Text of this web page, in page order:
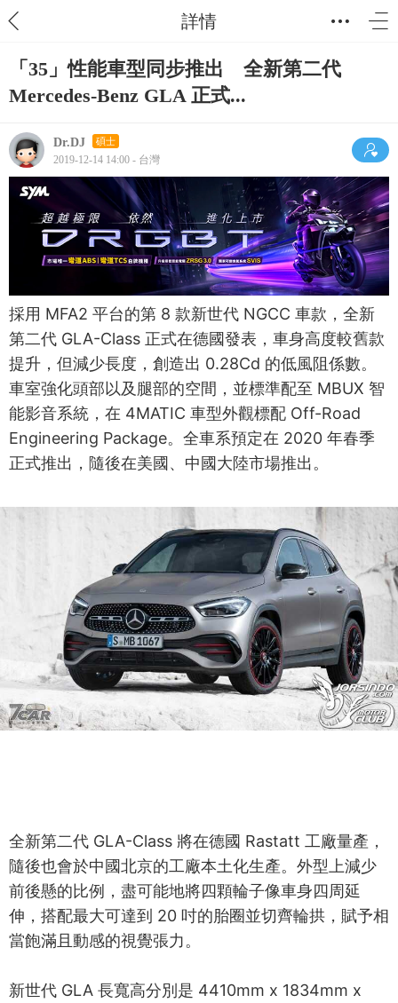
詳情
「35」性能車型同步推出 全新第二代
Mercedes-Benz GLA 正式...
Dr.DJ 碩士
2019-12-14 14:00 - 台灣
採用 MFA2 平台的第 8 款新世代 NGCC 車款，全新
第二代 GLA-Class 正式在德國發表，車身高度較舊款
提升，但減少長度，創造出 0.28Cd 的低風阻係數。
車室強化頭部以及腿部的空間，並標準配至 MBUX 智
能影音系統，在 4MATIC 車型外觀標配 Off-Road
Engineering Package。全車系預定在 2020 年春季
正式推出，隨後在美國、中國大陸市場推出。
全新第二代 GLA-Class 將在德國 Rastatt 工廠量產，
隨後也會於中國北京的工廠本土化生產。外型上減少
前後懸的比例，盡可能地將四顆輪子像車身四周延
伸，搭配最大可達到 20 吋的胎圈並切齊輪拱，賦予相
當飽滿且動感的視覺張力。
新世代 GLA 長寬高分別是 4410mm x 1834mm x